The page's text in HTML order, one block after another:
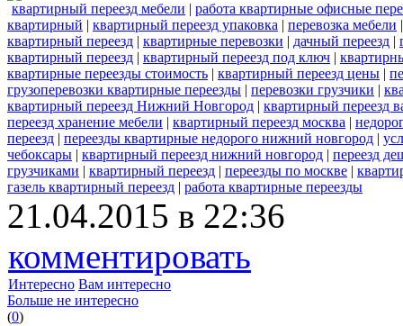
квартирный переезд мебели | работа квартирные офисные
квартирный | квартирный переезд упаковка | перевозка мебели
квартирный переезд | квартирные перевозки | дачный переезд |
квартирный переезд | квартирный переезд под ключ |
квартирные переезды стоимость | квартирный переезд цены |
грузоперевозки квартирные переезды | перевозки грузчики |
квартирный переезд Нижний Новгород | квартирный переезд
переезд хранение мебели | квартирный переезд москва |
переезд | переезды квартирные недорого нижний новгород |
чебоксары | квартирный переезд нижний новгород | переезд
грузчиками | квартирный переезд | переезды по москве |
газель квартирный переезд | работа квартирные переезды
21.04.2015 в 22:36
комментировать
Интересно Вам интересно
Больше не интересно
(0)